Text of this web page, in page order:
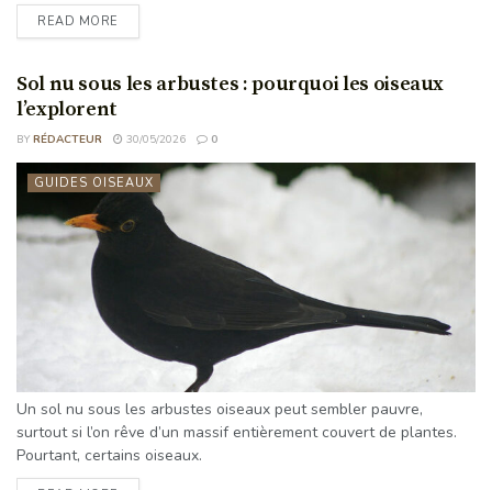
READ MORE
Sol nu sous les arbustes : pourquoi les oiseaux
l’explorent
BY RÉDACTEUR 30/05/2026 0
GUIDES OISEAUX
Un sol nu sous les arbustes oiseaux peut sembler pauvre,
surtout si l’on rêve d’un massif entièrement couvert de plantes.
Pourtant, certains oiseaux.